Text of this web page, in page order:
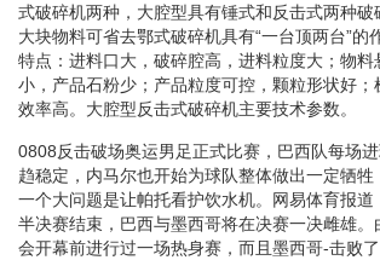
式破碎机两种，大腔型具有锤式和反击式两种破
大块物料可省去鄂式破碎机具有“一台顶两台”的
特点：进料口大，破碎腔高，进料粒度大；物料
小，产品石粉少；产品粒度可控，颗粒形状好；
效率高。大腔型反击式破碎机主要技术参数。
0808反击破场奥运男足正式比赛，巴西队每场
趋稳定，内马尔也开始为球队整体做出一定牺牲
一个大问题是让帕托看护饮水机。网易体育报道
半决赛结束，巴西与墨西哥将在决赛一决雌雄。
会开幕前进行过一场热身赛，而且墨西哥-击败